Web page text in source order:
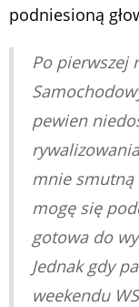
podniesioną
Po pierwszej
pewien
mnie smutną
mogę się
gotowa do
Jednak gdy
weekendu